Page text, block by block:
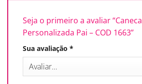
Seja o primeiro a avaliar “Caneca
Personalizada Pai – COD 1663”
Sua avaliação *